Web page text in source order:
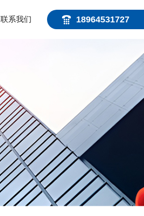
18964531727
联系我们